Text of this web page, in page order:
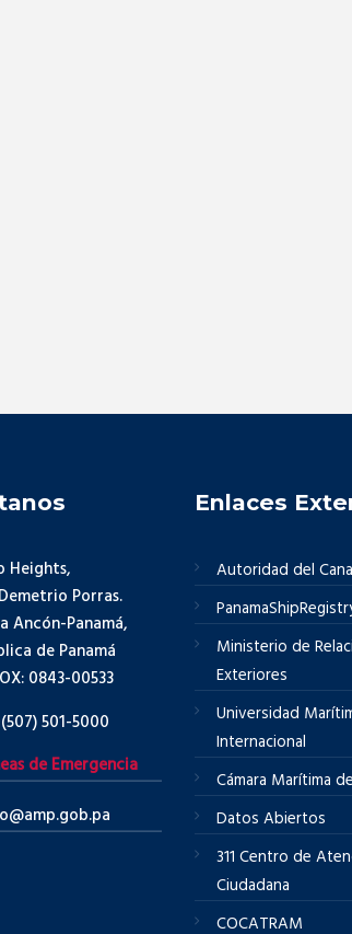
Heights,
Porras.
Ancón-Panamá,
de Panamá
0843-00533
501-5000
de Emergencia
Enlaces
Autoridad del
Ministerio de
Exteriores
Universidad
Internacional
Cámara Marítima
Datos Abiertos
311 Centro de
Ciudadana
COCATRAM